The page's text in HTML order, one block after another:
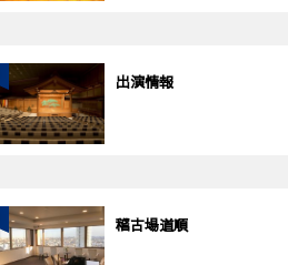
出演情報
稽古場道順